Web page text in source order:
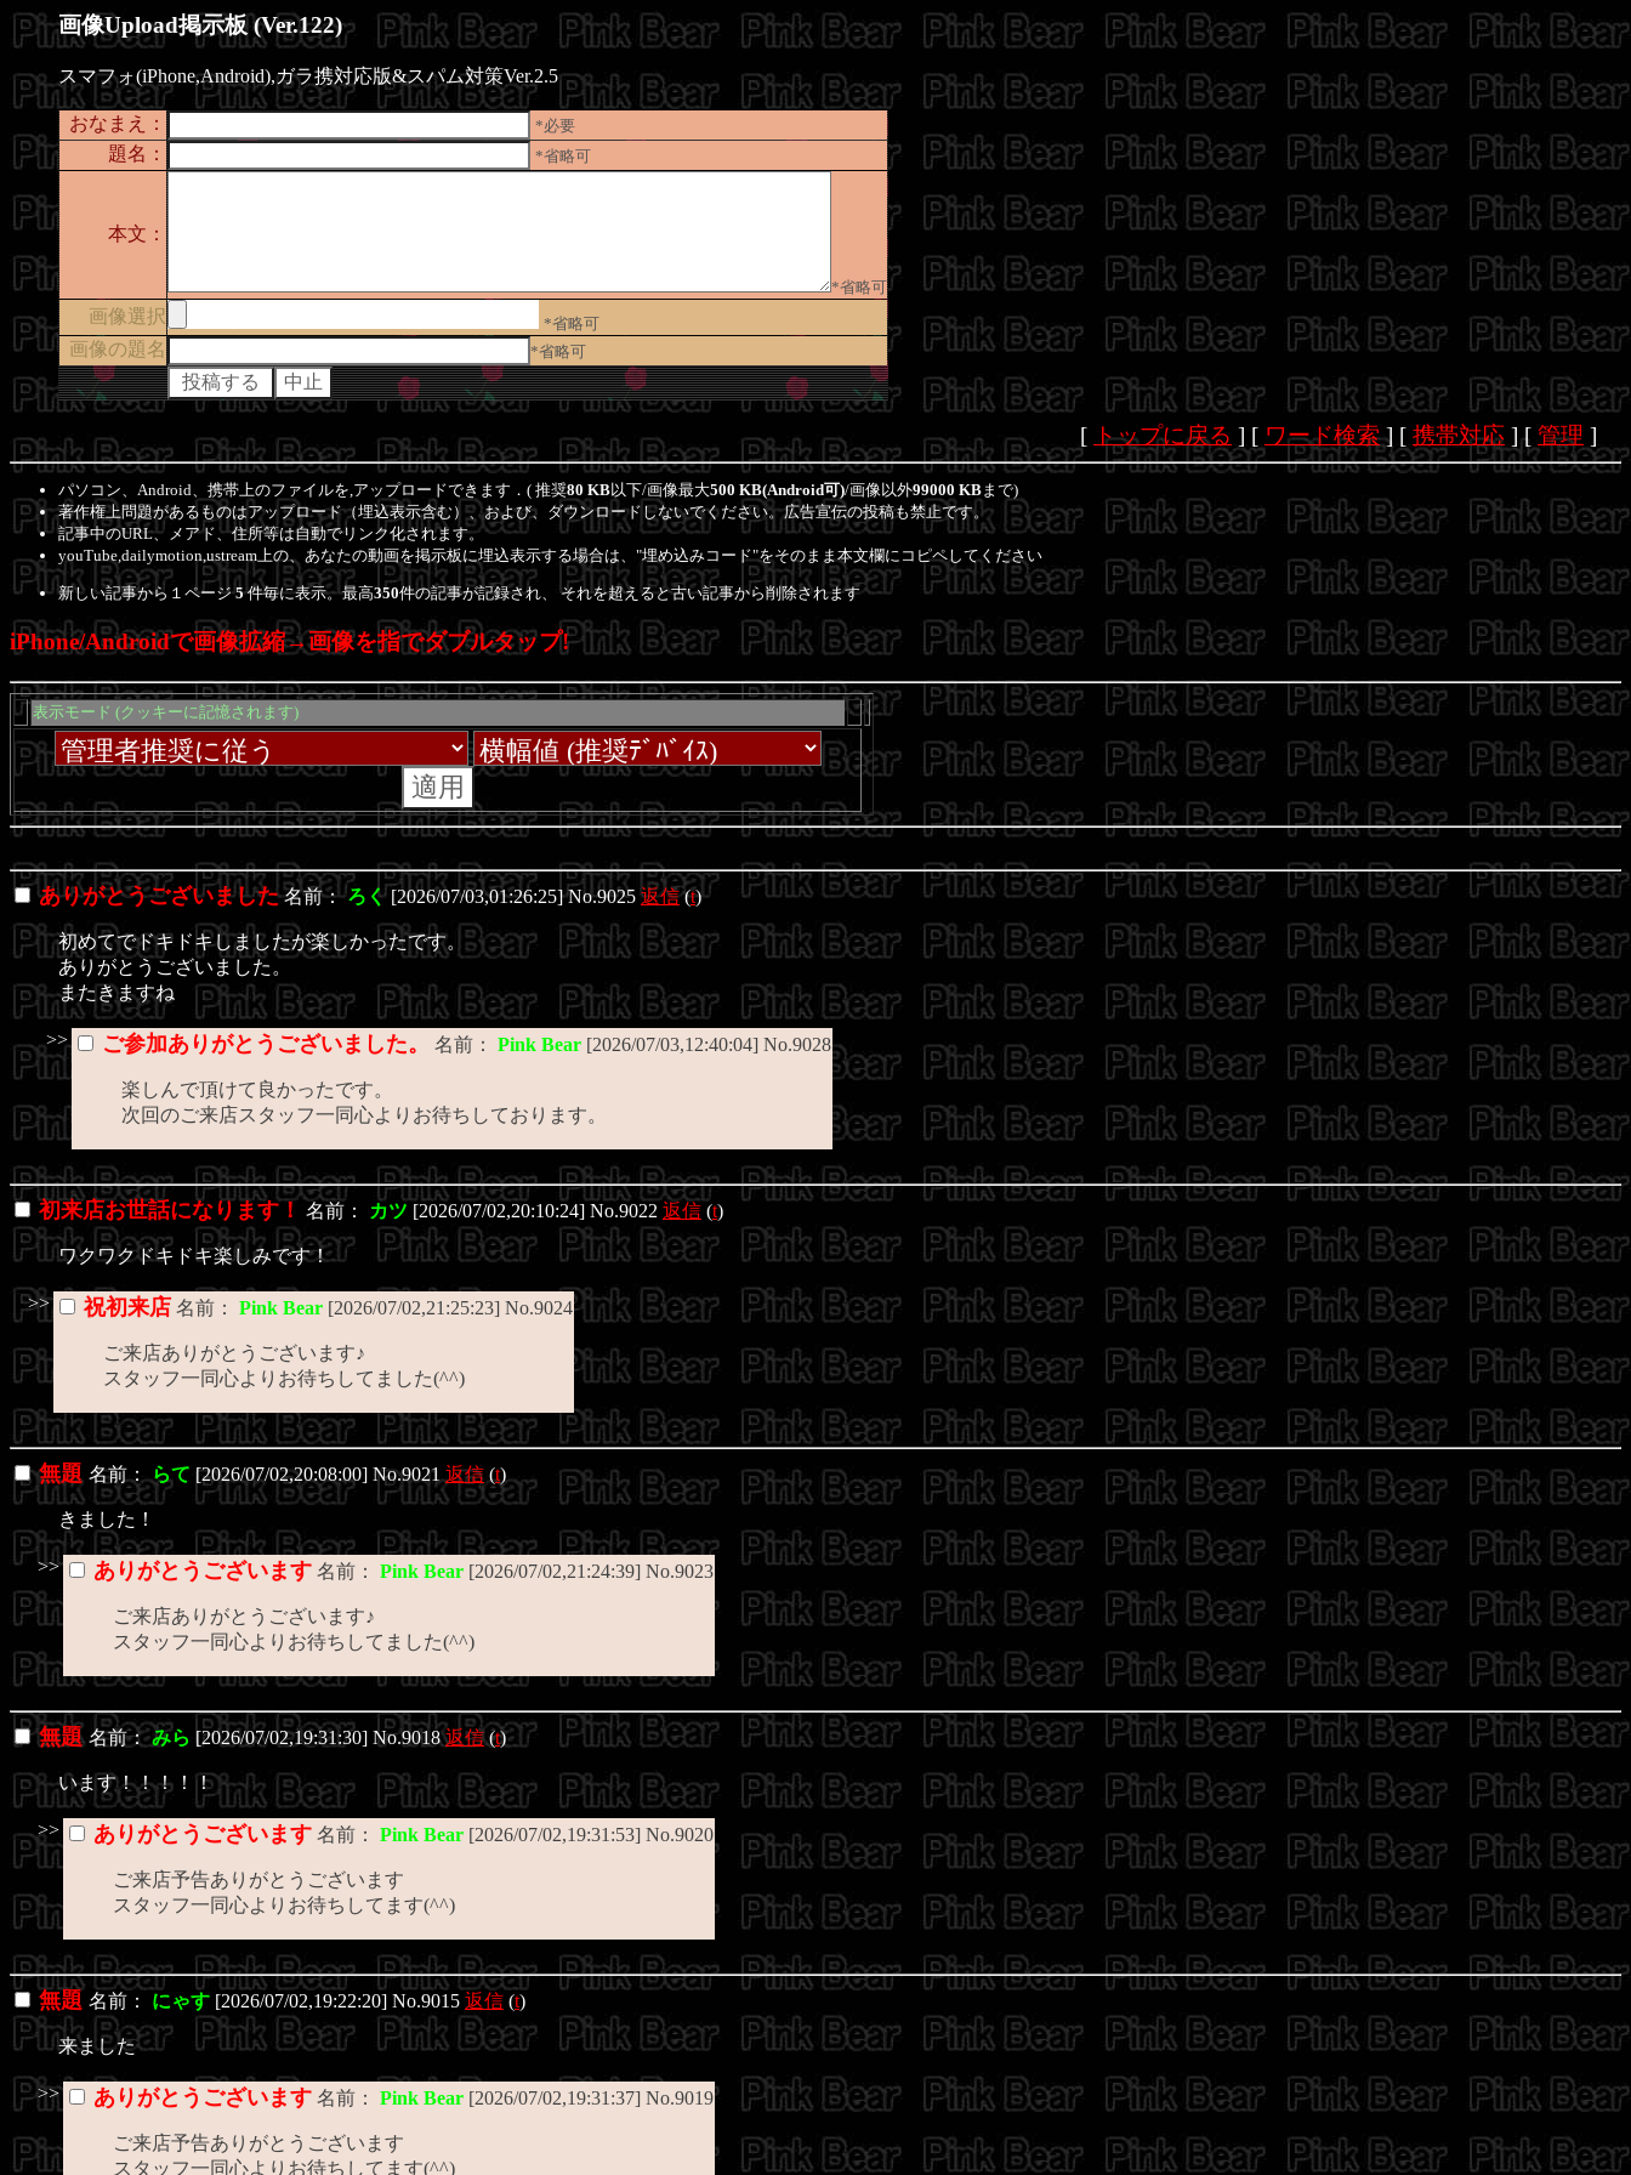
画像Upload掲示板 (Ver.122)
スマフォ(iPhone,Android),ガラ携対応版&スパム対策Ver.2.5
おなまえ： *必要
題名： *省略可
本文：
*省略可
画像選択 *省略可
画像の題名 *省略可
[ トップに戻る ] [ ワード検索] [ 携帯対応 ] [ 管理 ]
パソコン、Android、携帯上のファイルを,アップロードできます．( 推奨80 KB以下/画像最大500 KB(Android可)/画像以外99000 KB まで)
著作権上問題があるものはアップロード（埋込表示含む）、および、ダウンロードしないでください。広告宣伝の投稿も禁止です。
記事中のURL、メアド、住所等は自動でリンク化されます。
youTube,dailymotion,ustream上の、あなたの動画を掲示板に埋込表示する場合は、"埋め込みコード"をそのまま本文欄にコピペしてください
新しい記事から１ページ5件毎に表示。最高350件の記事が記録され、 それを超えると古い記事から削除されます
iPhone/Androidで画像拡縮→画像を指でダブルタップ!
表示モード (クッキーに記憶されます)
ありがとうございました名前：ろく [2026/07/03,01:26:25] No.9025返信(t)
初めてでドキドキしましたが楽しかったです。
ありがとうございました。
またきますね
>> ご参加ありがとうございました。 名前： Pink Bear [2026/07/03,12:40:04] No.9028
楽しんで頂けて良かったです。
次回のご来店スタッフ一同心よりお待ちしております。
初来店お世話になります！ 名前： カツ [2026/07/02,20:10:24] No.9022 返信 (t)
ワクワクドキドキ楽しみです！
>> 祝初来店 名前： Pink Bear [2026/07/02,21:25:23] No.9024
ご来店ありがとうございます♪
スタッフ一同心よりお待ちしてました(^^)
無題 名前： らて [2026/07/02,20:08:00] No.9021 返信 (t)
きました！
>> ありがとうございます 名前： Pink Bear [2026/07/02,21:24:39] No.9023
ご来店ありがとうございます♪
スタッフ一同心よりお待ちしてました(^^)
無題名前：みら [2026/07/02,19:31:30] No.9018返信(t)
います！！！！！
>> ありがとうございます 名前： Pink Bear [2026/07/02,19:31:53] No.9020
ご来店予告ありがとうございます
スタッフ一同心よりお待ちしてます(^^)
無題 名前： にゃす [2026/07/02,19:22:20] No.9015 返信 (t)
来ました
>> ありがとうございます 名前： Pink Bear [2026/07/02,19:31:37] No.9019
ご来店予告ありがとうございます
スタッフ一同心よりお待ちしてます(^^)